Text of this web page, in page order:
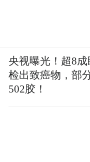
央视曝光！超8
检出致癌物，部
502胶！